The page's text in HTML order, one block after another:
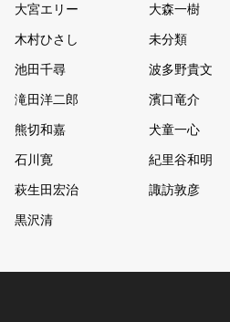
大宮エリー 大森一樹
木村ひさし 未分類
池田千尋 波多野貴文
滝田洋二郎 濱口竜介
熊切和嘉 犬童一心
石川寛 紀里谷和明
萩生田宏治 諏訪敦彦
黒沢清